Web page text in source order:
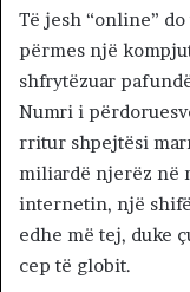
Të jesh “online”
përmes një
shfrytëzuar
Numri i
rritur shpejtësi
miliardë njerëz në
internetin, një
edhe më tej, duke
cep të globit.